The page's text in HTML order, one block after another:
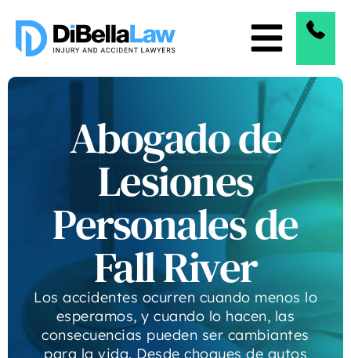
Abogado de
Lesiones
Personales de
Fall River
Los accidentes ocurren cuando menos lo
esperamos, y cuando lo hacen, las
consecuencias pueden ser cambiantes
para la vida. Desde choques de autos